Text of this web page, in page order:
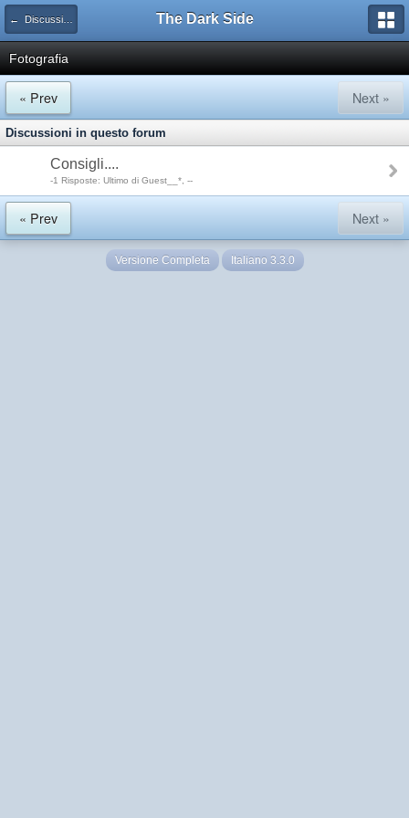
← Discussioni Tecniche The Dark Side
Fotografia
« Prev Next »
Discussioni in questo forum
Consigli....
-1 Risposte: Ultimo di Guest__*, --
« Prev Next »
Versione Completa Italiano 3.3.0